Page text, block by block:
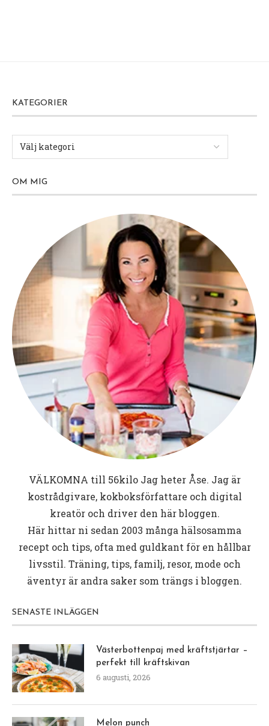
KATEGORIER
OM MIG
VÄLKOMNA till 56kiloJag heter Åse. Jag är
kostrådgivare, kokboksförfattare och digital
kreatör och driver den här bloggen.
Här hittar ni sedan 2003 många hälsosamma
recept och tips, ofta med guldkant för en hållbar
livsstil. Träning, tips, familj, resor, mode och
äventyr är andra saker som trängs i bloggen.
SENASTE INLÄGGEN
Västerbottenpaj med kräftstjärtar –
perfekt till kräftskivan
6 augusti, 2026
Melon punch